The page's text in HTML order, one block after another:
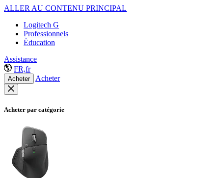
ALLER AU CONTENU PRINCIPAL
Logitech G
Professionnels
Éducation
Assistance
FR,fr
Acheter Acheter
Acheter par catégorie